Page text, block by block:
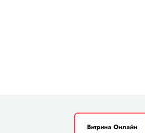
Витрина Онлайн